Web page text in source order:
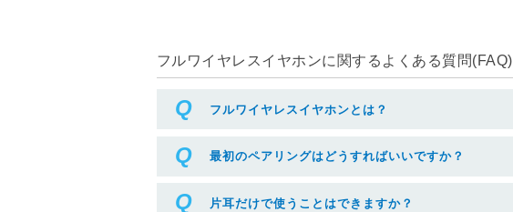
フルワイヤレスイヤホンに関するよくある質問(FAQ)
フルワイヤレスイヤホンとは？
最初のペアリングはどうすればいいですか？
片耳だけで使うことはできますか？